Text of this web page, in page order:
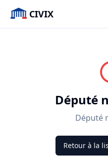
CIVIX
Député
Député
Retour à la